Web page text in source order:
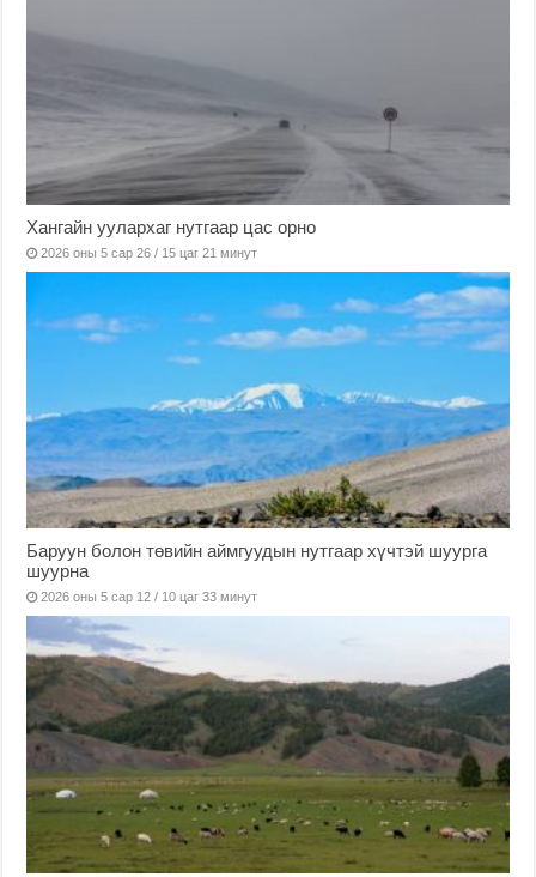
Хангайн уулархаг нутгаар цас орно
2026 оны 5 сар 26 / 15 цаг 21 минут
Баруун болон төвийн аймгуудын нутгаар хүчтэй шуурга
шуурна
2026 оны 5 сар 12 / 10 цаг 33 минут